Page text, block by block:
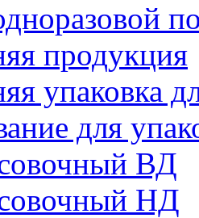
продукция
упаковка
для
ВД
НД